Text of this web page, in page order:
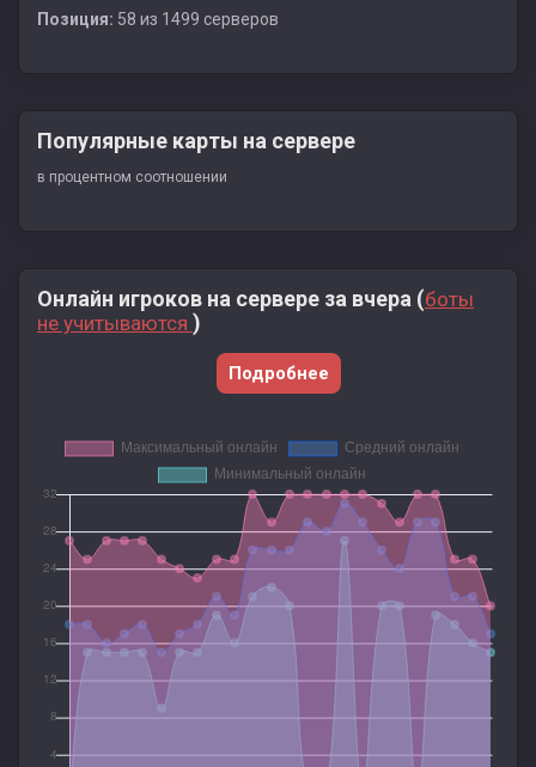
Позиция: 58 из 1499 серверов
Популярные карты на сервере
в процентном соотношении
Онлайн игроков на сервере за вчера (боты
не учитываются )
Подробнее